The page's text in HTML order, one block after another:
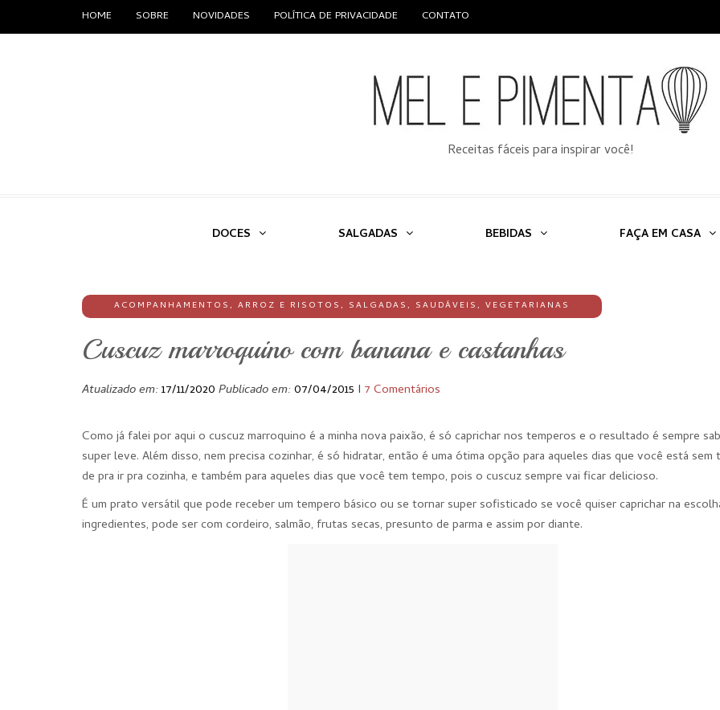
HOME SOBRE NOVIDADES POLÍTICA DE PRIVACIDADE CONTATO
Receitas fáceis para inspirar você!
DOCES SALGADAS BEBIDAS FAÇA EM CASA
ACOMPANHAMENTOS, ARROZ E RISOTOS, SALGADAS, SAUDÁVEIS, VEGETARIANAS
Cuscuz marroquino com banana e castanhas
Atualizado em:17/11/2020 Publicado em:07/04/2015 I 7 Comentários
Como já falei por aqui o cuscuz marroquino é a minha nova paixão, é só caprichar nos temperos e o resultado é sempre
super leve. Além disso, nem precisa cozinhar, é só hidratar, então é uma ótima opção para aqueles dias que você está sem
de pra ir pra cozinha, e também para aqueles dias que você tem tempo, pois o cuscuz sempre vai ficar delicioso.
É um prato versátil que pode receber um tempero básico ou se tornar super sofisticado se você quiser caprichar na
ingredientes, pode ser com cordeiro, salmão, frutas secas, presunto de parma e assim por diante.